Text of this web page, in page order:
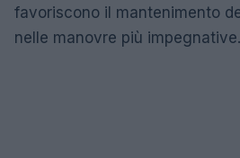
favoriscono il mantenimento
nelle manovre più impegnative.